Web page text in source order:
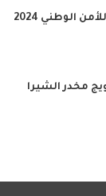
الوطني 2024
مخدر الشيرا